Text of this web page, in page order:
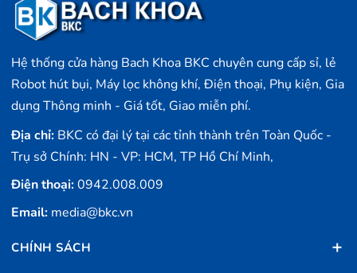
Hệ thống cửa hàng Bach Khoa BKC chuyên cung cấp sỉ, lẻ
Robot hút bụi, Máy lọc không khí, Điện thoại, Phụ kiện, Gia
dụng Thông minh - Giá tốt, Giao miễn phí.
Địa chỉ: BKC có đại lý tại các tỉnh thành trên Toàn Quốc -
Trụ sở Chính: HN - VP: HCM, TP Hồ Chí Minh,
Điện thoại:0942.008.009
Email: media@bkc.vn
CHÍNH SÁCH